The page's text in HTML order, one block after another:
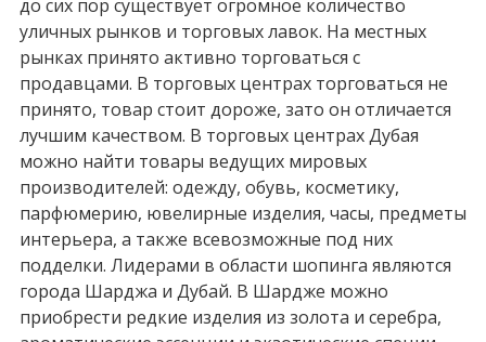
до сих пор существует огромное количество
уличных рынков и торговых лавок. На местных
рынках принято активно торговаться с
продавцами. В торговых центрах торговаться не
принято, товар стоит дороже, зато он отличается
лучшим качеством. В торговых центрах Дубая
можно найти товары ведущих мировых
производителей: одежду, обувь, косметику,
парфюмерию, ювелирные изделия, часы, предметы
интерьера, а также всевозможные под них
подделки. Лидерами в области шопинга являются
города Шарджа и Дубай. В Шардже можно
приобрести редкие изделия из золота и серебра,